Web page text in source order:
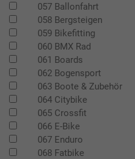
057 Ballonfahrt
058 Bergsteigen
059 Bikefitting
060 BMX Rad
061 Boards
062 Bogensport
063 Boote & Zubehör
064 Citybike
065 Crossfit
066 E-Bike
067 Enduro
068 Fatbike